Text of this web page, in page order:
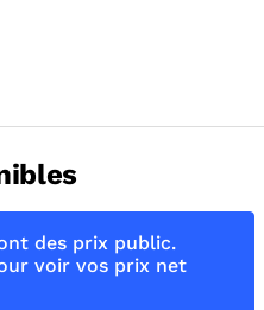
des prix public.
voir vos prix net